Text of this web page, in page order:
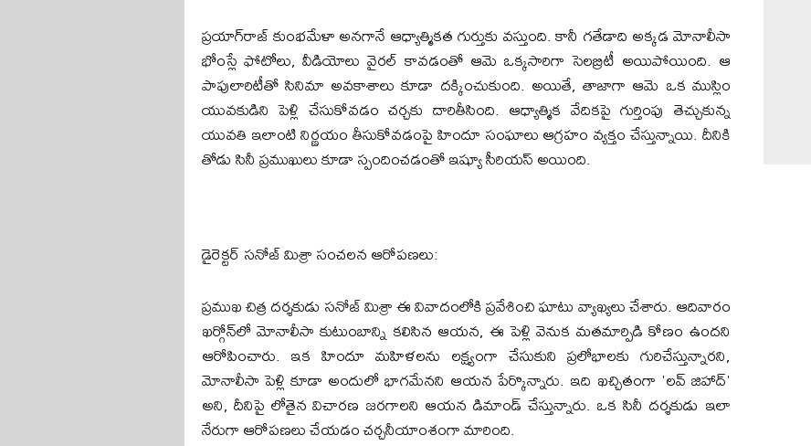
ప్రయాగ్‌రాజ్ కుంభమేళా అనగానే ఆధ్యాత్మికత గుర్తుకు వస్తుంది. కానీ గతేడాది అక్కడ మోనాలీసా
భోంస్లే ఫోటోలు, వీడియోలు వైరల్ కావడంతో ఆమె ఒక్కసారిగా సెలబ్రిటీ అయిపోయింది. ఆ
పాపులారిటీతో సినిమా అవకాశాలు కూడా దక్కించుకుంది. అయితే, తాజాగా ఆమె ఒక ముస్లిం
యువకుడిని పెళ్లి చేసుకోవడం చర్చకు దారితీసింది. ఆధ్యాత్మిక వేదికపై గుర్తింపు తెచ్చుకున్న
యువతి ఇలాంటి నిర్ణయం తీసుకోవడంపై హిందూ సంఘాలు ఆగ్రహం వ్యక్తం చేస్తున్నాయి. దీనికి
తోడు సినీ ప్రముఖులు కూడా స్పందించడంతో ఇష్యూ సీరియస్ అయింది.
డైరెక్టర్ సనోజ్ మిశ్రా సంచలన ఆరోపణలు:
ప్రముఖ చిత్ర దర్శకుడు సనోజ్ మిశ్రా ఈ వివాదంలోకి ప్రవేశించి ఘాటు వ్యాఖ్యలు చేశారు. ఆదివారం
ఖర్గోన్‌లో మోనాలీసా కుటుంబాన్ని కలిసిన ఆయన, ఈ పెళ్లి వెనుక మతమార్పిడి కోణం ఉందని
ఆరోపించారు. ఇక హిందూ మహిళలను లక్ష్యంగా చేసుకుని ప్రలోభాలకు గురిచేస్తున్నారని,
మోనాలీసా పెళ్లి కూడా అందులో భాగమేనని ఆయన పేర్కొన్నారు. ఇది ఖచ్చితంగా 'లవ్ జిహాద్'
అని, దీనిపై లోతైన విచారణ జరగాలని ఆయన డిమాండ్ చేస్తున్నారు. ఒక సినీ దర్శకుడు ఇలా
నేరుగా ఆరోపణలు చేయడం చర్చనీయాంశంగా మారింది.